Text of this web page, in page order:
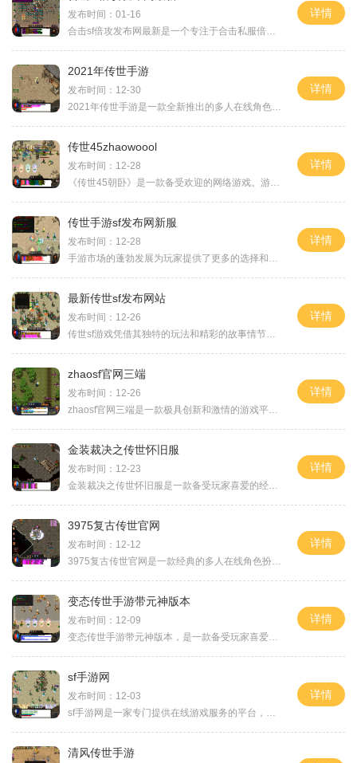
发布时间：01-16
合击sf倍攻发布网最新是一个专注于合击私服倍攻游戏发布的网站。玩家们可以了解到各种精彩的游戏信息和最新的版本更新。合击私服倍攻游戏是一种模拟战争的多人在线游戏，玩家们
详情
2021年传世手游
发布时间：12-30
2021年传世手游是一款全新推出的多人在线角色扮演游戏，该游戏集聚了丰富的玩法和精美的画面，给玩家们带来了极致的游戏体验。无论是游戏的故事情节还是游戏内的社交互动，都让
详情
传世45zhaowoool
发布时间：12-28
《传世45朝卧》是一款备受欢迎的网络游戏。游戏以独特的玩法和精美的画面吸引了大量的玩家，成为了一代经典。游戏中的玩家可以扮演不同的角色，体验一个奇幻世界的冒险旅程。游
详情
传世手游sf发布网新服
发布时间：12-28
手游市场的蓬勃发展为玩家提供了更多的选择和乐趣。传世手游sf发布网作为其中的佼佼者，一直以来都受到广大玩家的喜爱。而传世手游sf发布网宣布推出全新的游戏服务器，引起了广
详情
最新传世sf发布网站
发布时间：12-26
传世sf游戏凭借其独特的玩法和精彩的故事情节，在玩家中间声名鹊起。为了满足广大玩家对传世sf游戏的需求，最新传世sf发布网站借助先进的技术手段，为玩家们提供了一个最好的平
详情
zhaosf官网三端
发布时间：12-26
zhaosf官网三端是一款极具创新和激情的游戏平台，为广大玩家提供了一系列令人兴奋的游戏体验。无论是在PC端、手机端还是平板端，zhaosf官网都可以为玩家带来让人陶醉的游戏乐趣。让
详情
金装裁决之传世怀旧服
发布时间：12-23
金装裁决之传世怀旧服是一款备受玩家喜爱的经典网游，，玩家将身临其境地感受到热血沸腾的战斗和无尽的冒险。本文将为大家详细介绍这款游戏的具体玩法，以及其为玩家带来的乐
详情
3975复古传世官网
发布时间：12-12
3975复古传世官网是一款经典的多人在线角色扮演游戏，游戏于1997年首次发布，经过多年的发展和更新，已经成为了广大游戏迷心目中的经典之作。本文将为大家详细介绍3975复古传世官
详情
变态传世手游带元神版本
发布时间：12-09
变态传世手游带元神版本，是一款备受玩家喜爱的传奇类手游。作为传奇这一经典游戏IP的续作，变态传世手游带来了全新的游戏体验，以丰富的玩法和刺激的战斗为玩家带来无尽的乐趣
详情
sf手游网
发布时间：12-03
sf手游网是一家专门提供在线游戏服务的平台，集合了各种类型的手机游戏，为玩家提供了丰富多样的游戏选择。无论是动作类、策略类还是角色扮演类游戏，sf手游网都能满足玩家们的
详情
清风传世手游